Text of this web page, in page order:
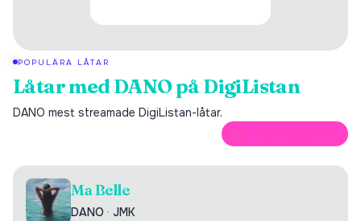
POPULÄRA LÅTAR
Låtar medDANOpå DigiListan
DANO mest streamade DigiListan-låtar.
Ma Belle
DANO · JMK